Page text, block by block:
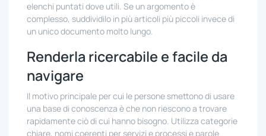
elenchi puntati dove utili. Se un argomento è
complesso, suddividilo in più articoli più piccoli invece di
un unico documento molto lungo.
Renderla ricercabile e facile da
navigare
Il motivo principale per cui le persone smettono di usare
una base di conoscenza è che non riescono a trovare
rapidamente ciò di cui hanno bisogno. Utilizza categorie
chiare, nomi coerenti per servizi e processi e parole